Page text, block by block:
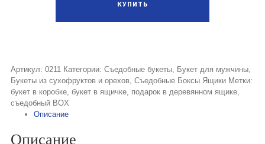
Артикул:0211 Категории:Съедобные букеты Букет для мужчины
Букеты из сухофруктов и орехов ,Съедобные Боксы Ящики Метки:
букет в коробке ,букет в ящичке подарок в деревянном ящике
съедобный BOX
Описание
Описание